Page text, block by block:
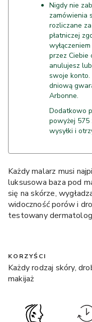
Nigdy nie
zamówienia
rozliczane
płatniczej
przez Ciebie
anulujesz
swoje konto.
dniową
Arbonne.
Dodatkowo
powyżej 575
wysyłki i
Każdy malarz musi
luksusowa baza pod
się na skórze,
widoczność porów i
testowany
KORZYŚCI
Każdy rodzaj skóry,
makijaż